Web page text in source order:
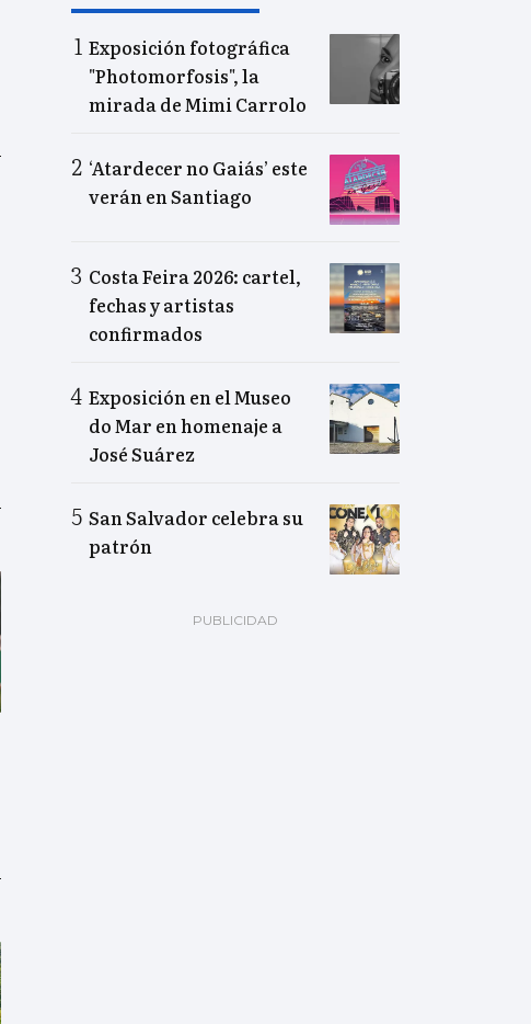
Exposición fotográfica
"Photomorfosis", la
mirada de Mimi Carrolo
‘Atardecer no Gaiás’ este
verán en Santiago
Costa Feira 2026: cartel,
fechas y artistas
confirmados
Exposición en el Museo
do Mar en homenaje a
José Suárez
San Salvador celebra su
patrón